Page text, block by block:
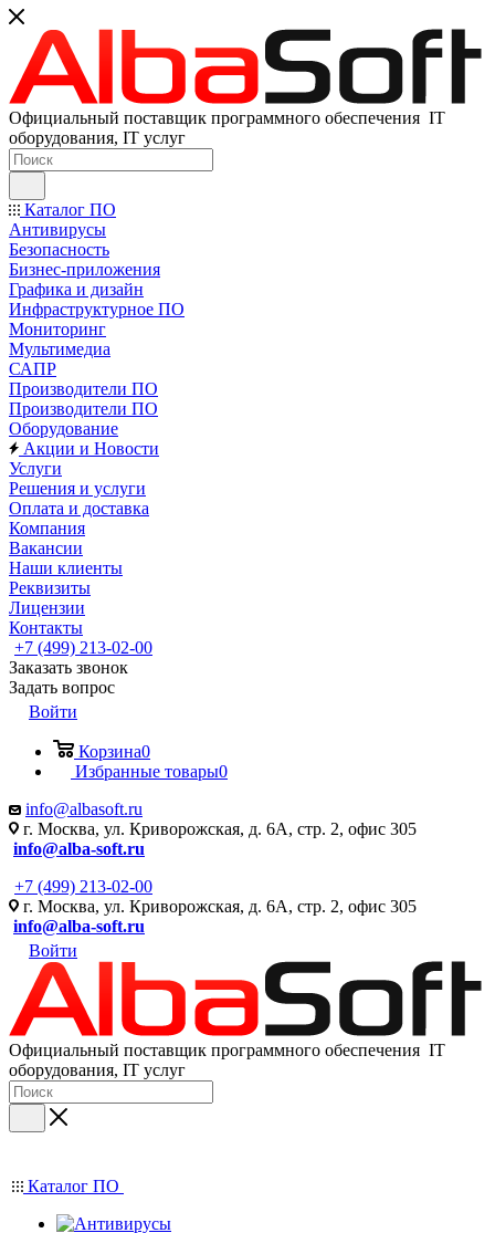
Официальный поставщик программного обеспечения IT
оборудования, IT услуг
Каталог ПО
Антивирусы
Безопасность
Бизнес-приложения
Графика и дизайн
Инфраструктурное ПО
Мониторинг
Мультимедиа
САПР
Производители ПО
Производители ПО
Оборудование
Акции и Новости
Услуги
Решения и услуги
Оплата и доставка
Компания
Вакансии
Наши клиенты
Реквизиты
Лицензии
Контакты
+7 (499) 213-02-00
Заказать звонок
Задать вопрос
Войти
Корзина0
Избранные товары0
info@albasoft.ru
г. Москва, ул. Криворожская, д. 6А, стр. 2, офис 305
info@alba-soft.ru
+7 (499) 213-02-00
г. Москва, ул. Криворожская, д. 6А, стр. 2, офис 305
info@alba-soft.ru
Войти
Официальный поставщик программного обеспечения IT
оборудования, IT услуг
Каталог ПО